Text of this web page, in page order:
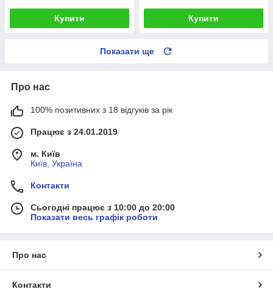
Купити Купити
Показати ще
Про нас
100% позитивних з 18 відгуків за рік
Працює з 24.01.2019
м. Київ
Київ, Україна
Контакти
Сьогодні працює з 10:00 до 20:00
Показати весь графік роботи
Про нас
Контакти